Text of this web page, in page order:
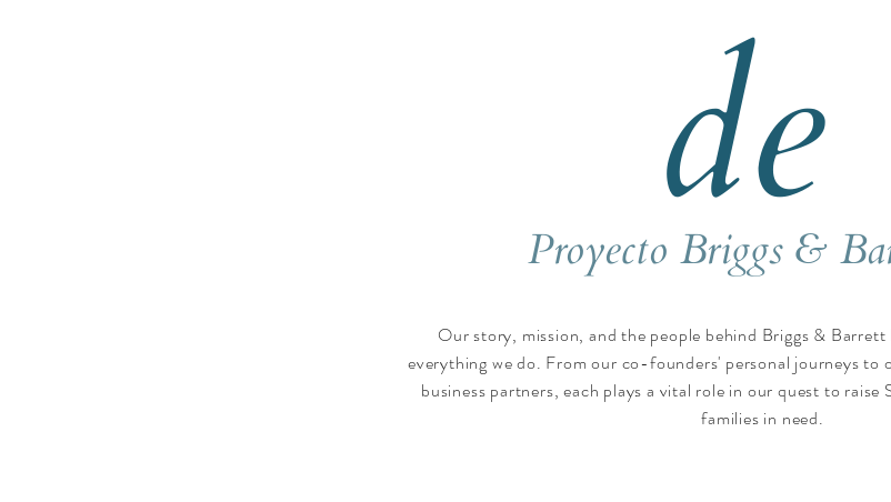
de
Proyecto Briggs &
Our story, mission, and the people behind Briggs &
everything we do. From our co-founders' personal journeys to
business partners, each plays a vital role in our quest to raise
families in need.